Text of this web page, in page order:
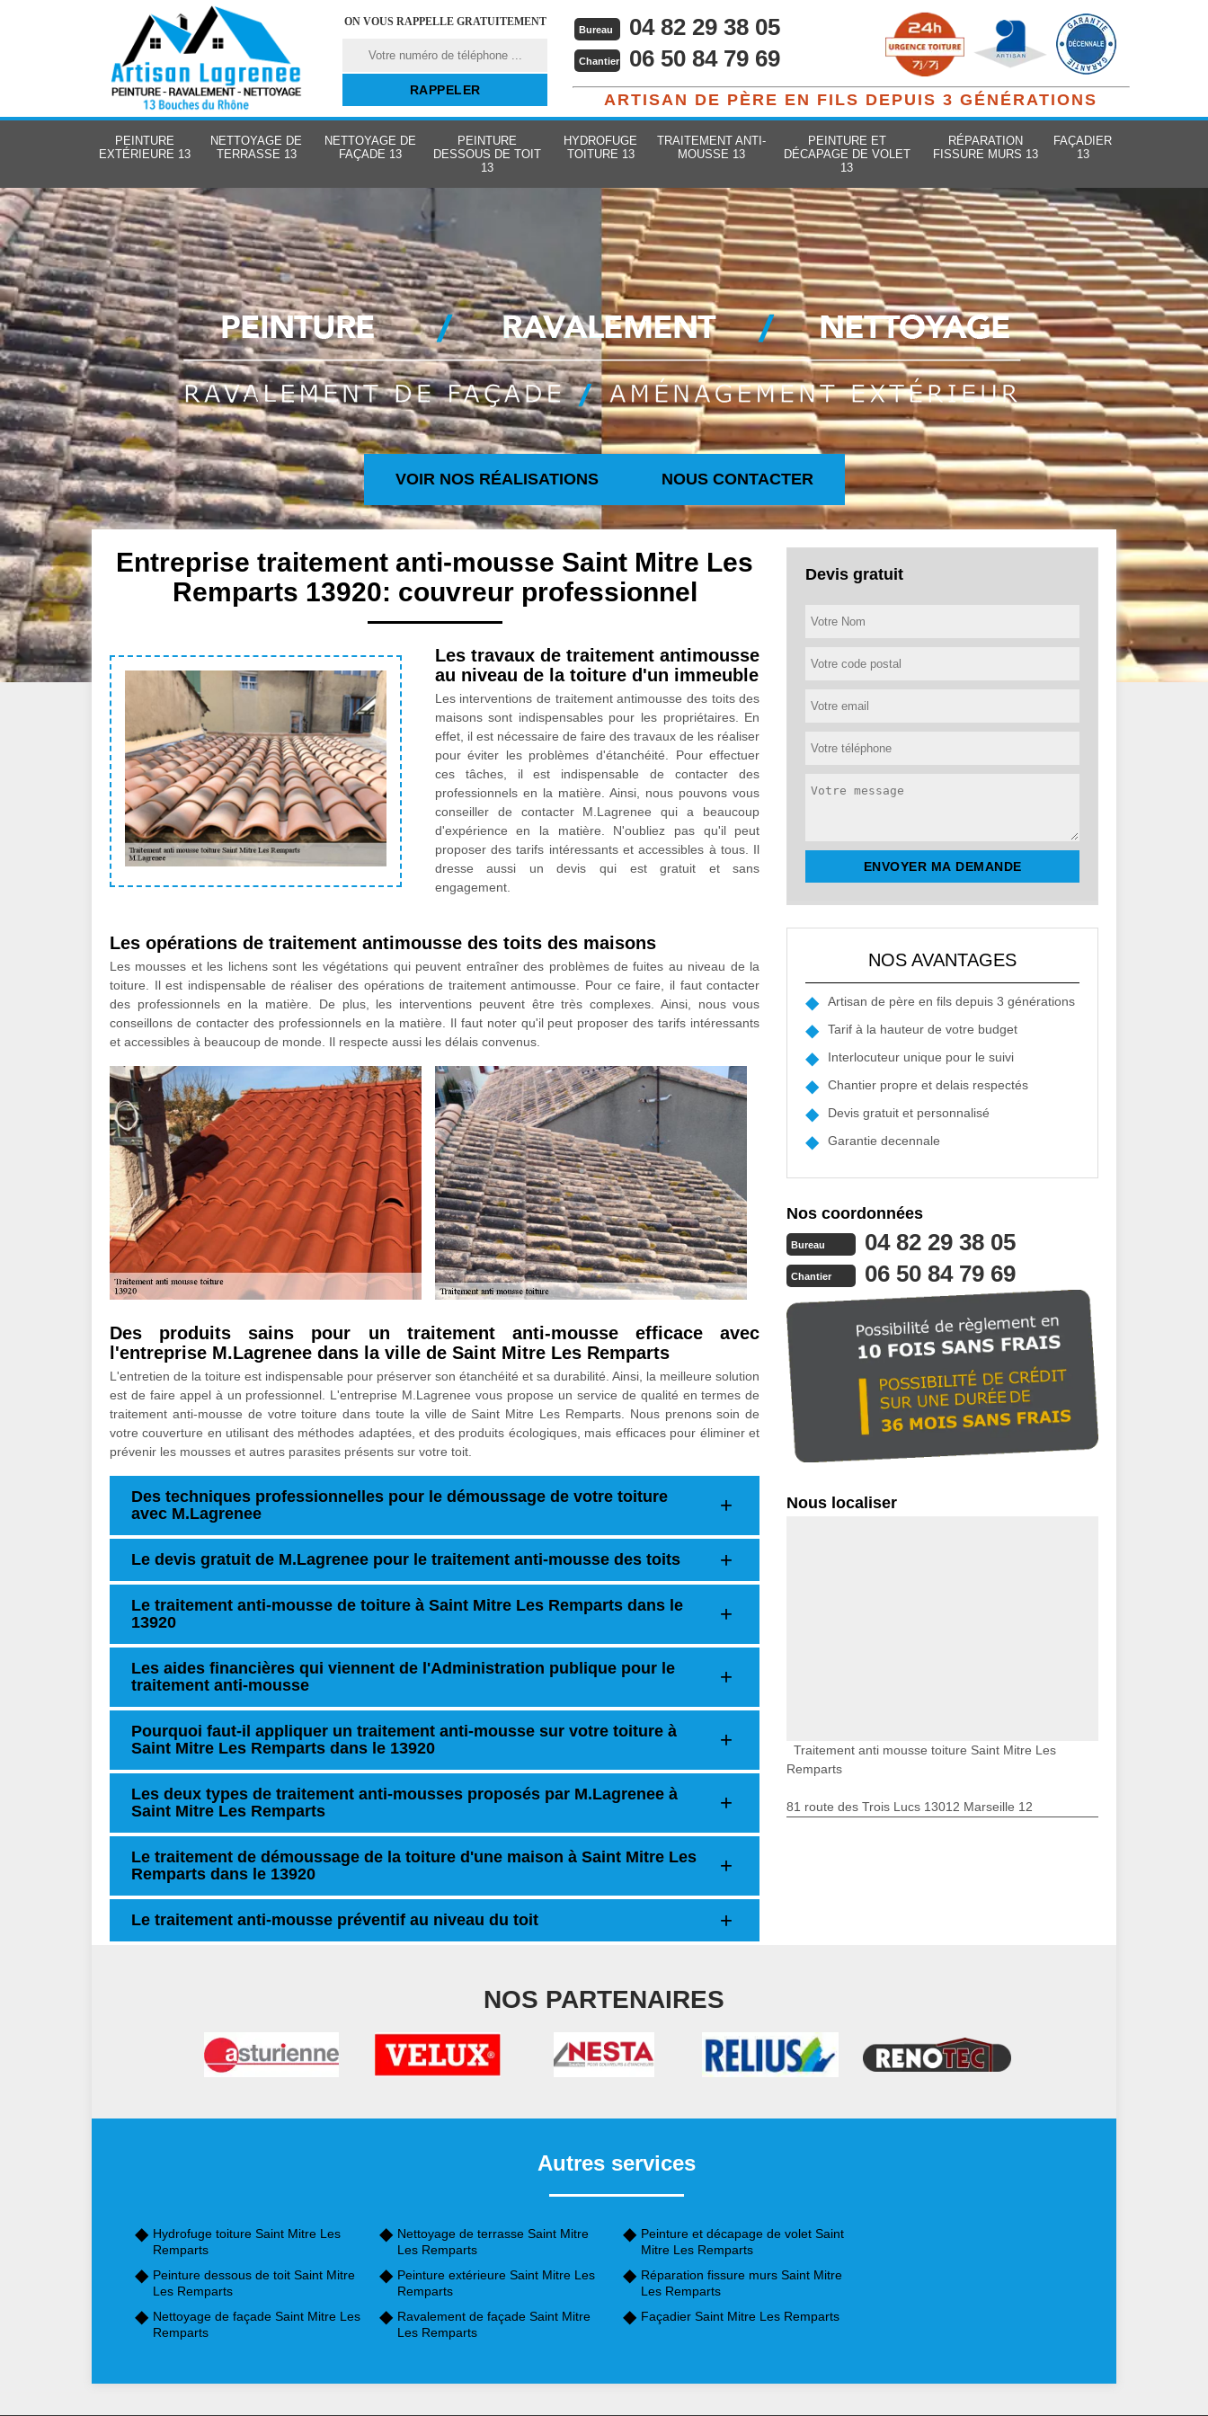
ON VOUS RAPPELLE GRATUITEMENT
Bureau 04 82 29 38 05
Chantier 06 50 84 79 69
ARTISAN DE PÈRE EN FILS DEPUIS 3 GÉNÉRATIONS
PEINTURE
EXTÉRIEURE 13
NETTOYAGE DE
TERRASSE 13
NETTOYAGE DE
FAÇADE 13
PEINTURE
DESSOUS DE TOIT
13
HYDROFUGE
TOITURE 13
TRAITEMENT ANTI-
MOUSSE 13
PEINTURE ET
DÉCAPAGE DE VOLET
13
RÉPARATION
FISSURE MURS 13
FAÇADIER
13
VOIR NOS RÉALISATIONS NOUS CONTACTER
Entreprise traitement anti-mousse Saint Mitre Les
Remparts 13920: couvreur professionnel
Les travaux de traitement antimousse
au niveau de la toiture d'un immeuble
Les interventions de traitement antimousse des toits des
maisons sont indispensables pour les propriétaires. En
effet, il est nécessaire de faire des travaux de les réaliser
pour éviter les problèmes d'étanchéité. Pour effectuer
ces tâches, il est indispensable de contacter des
professionnels en la matière. Ainsi, nous pouvons vous
conseiller de contacter M.Lagrenee qui a beaucoup
d'expérience en la matière. N'oubliez pas qu'il peut
proposer des tarifs intéressants et accessibles à tous. Il
dresse aussi un devis qui est gratuit et sans
engagement.
Les opérations de traitement antimousse des toits des maisons
Les mousses et les lichens sont les végétations qui peuvent entraîner des problèmes de fuites au niveau de la
toiture. Il est indispensable de réaliser des opérations de traitement antimousse. Pour ce faire, il faut contacter
des professionnels en la matière. De plus, les interventions peuvent être très complexes. Ainsi, nous vous
conseillons de contacter des professionnels en la matière. Il faut noter qu'il peut proposer des tarifs intéressants
et accessibles à beaucoup de monde. Il respecte aussi les délais convenus.
Des produits sains pour un traitement anti-mousse efficace avec
l'entreprise M.Lagrenee dans la ville de Saint Mitre Les Remparts
L'entretien de la toiture est indispensable pour préserver son étanchéité et sa durabilité. Ainsi, la meilleure solution
est de faire appel à un professionnel. L'entreprise M.Lagrenee vous propose un service de qualité en termes de
traitement anti-mousse de votre toiture dans toute la ville de Saint Mitre Les Remparts. Nous prenons soin de
votre couverture en utilisant des méthodes adaptées, et des produits écologiques, mais efficaces pour éliminer et
prévenir les mousses et autres parasites présents sur votre toit.
Des techniques professionnelles pour le démoussage de votre toiture
avec M.Lagrenee
Le devis gratuit de M.Lagrenee pour le traitement anti-mousse des toits
Le traitement anti-mousse de toiture à Saint Mitre Les Remparts dans le
13920
Les aides financières qui viennent de l'Administration publique pour le
traitement anti-mousse
Pourquoi faut-il appliquer un traitement anti-mousse sur votre toiture à
Saint Mitre Les Remparts dans le 13920
Les deux types de traitement anti-mousses proposés par M.Lagrenee à
Saint Mitre Les Remparts
Le traitement de démoussage de la toiture d'une maison à Saint Mitre Les
Remparts dans le 13920
Le traitement anti-mousse préventif au niveau du toit
Devis gratuit
NOS AVANTAGES
Artisan de père en fils depuis 3 générations
Tarif à la hauteur de votre budget
Interlocuteur unique pour le suivi
Chantier propre et delais respectés
Devis gratuit et personnalisé
Garantie decennale
Nos coordonnées
Bureau 04 82 29 38 05
Chantier 06 50 84 79 69
Nous localiser
Traitement anti mousse toiture Saint Mitre Les
Remparts
81 route des Trois Lucs 13012 Marseille 12
NOS PARTENAIRES
Autres services
Hydrofuge toiture Saint Mitre Les
Remparts
Peinture dessous de toit Saint Mitre
Les Remparts
Nettoyage de façade Saint Mitre Les
Remparts
Nettoyage de terrasse Saint Mitre
Les Remparts
Peinture extérieure Saint Mitre Les
Remparts
Ravalement de façade Saint Mitre
Les Remparts
Peinture et décapage de volet Saint
Mitre Les Remparts
Réparation fissure murs Saint Mitre
Les Remparts
Façadier Saint Mitre Les Remparts